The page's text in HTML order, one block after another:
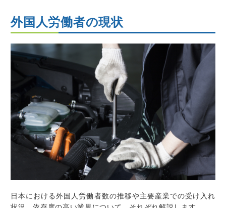
外国人労働者の現状
日本における外国人労働者数の推移や主要産業での受け入れ